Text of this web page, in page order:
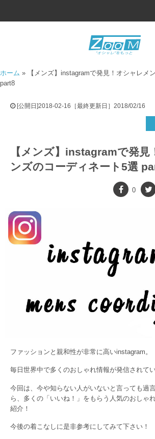
ホーム »
【メンズ】instagramで発見！オシャレメ
part8
[公開日]2018-02-16［最終更新日］2018/02/16
【メンズ】instagramで発見
ンズのコーディネート5選
0
ファッションと親和性が非常に高いinstagram。
毎日世界中で多くのおしゃれ情報が発信されてい
今回は、今や知らない人がいないと言っても過
ら、多くの「いいね！」をもらう人気のおしゃ
紹介！
今後の着こなしに是非参考にしてみて下さい！